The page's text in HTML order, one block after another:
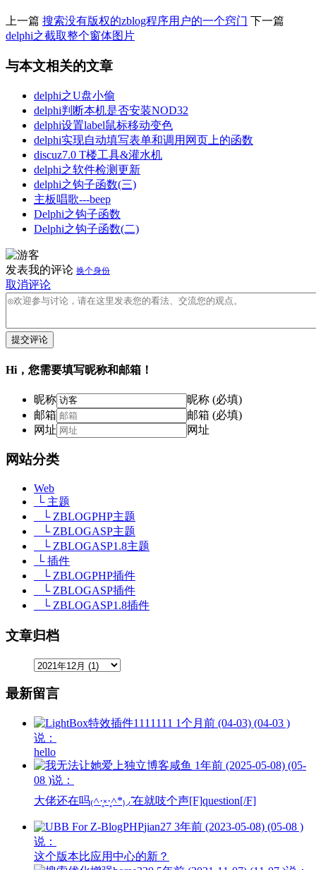
上一篇 搜索没有版权的zblog程序用户的一个窍门 下一篇
delphi之截取整个窗体图片
与本文相关的文章
delphi之U盘小偷
delphi判断本机是否安装NOD32
delphi设置label鼠标移动变色
delphi实现自动填写表单和调用网页上的函数
discuz7.0 T楼工具&灌水机
delphi之软件检测更新
delphi之钩子函数(三)
主板唱歌---beep
Delphi之钩子函数
Delphi之钩子函数(二)
发表我的评论 换个身份
取消评论
提交评论
Hi，您需要填写昵称和邮箱！
昵称
昵称 (必填)
邮箱
邮箱 (必填)
网址
网址
网站分类
Web
└ 主题
└ ZBLOGPHP主题
└ ZBLOGASP主题
└ ZBLOGASP1.8主题
└ 插件
└ ZBLOGPHP插件
└ ZBLOGASP插件
└ ZBLOGASP1.8插件
文章归档
最新留言
1111111 1个月前 (04-03) (04-03 )
说：
hello
咸鱼 1年前 (2025-05-08) (05-
08 )说：
大佬还在吗₍˄·͈༝·͈˄*₎◞ ̑̑在就吱个声[F]question[/F]
jian27 3年前 (2023-05-08) (05-08 )
说：
这个版本比应用中心的新？